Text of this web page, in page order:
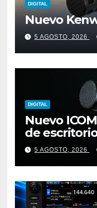
DIGITAL
Nuevo
5 AGOSTO, 2026
DIGITAL
Nuevo
de
elemento
5 AGOSTO, 2026